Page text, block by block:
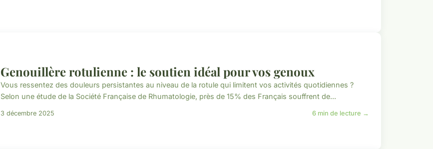
Genouillère rotulienne : le soutien idéal pour vos genoux
Vous ressentez des douleurs persistantes au niveau de la rotule qui limitent vos activités quotidiennes ?
Selon une étude de la Société Française de Rhumatologie, près de 15% des Français souffrent de...
3 décembre 2025 6 min de lecture →